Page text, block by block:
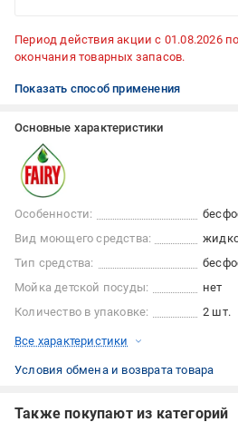
Период действия акции с 01.08.2026
окончания товарных запасов.
Показать способ применения
Основные характеристики
Особенности:
Вид моющего средства:
Тип средства:
Мойка детской посуды:
нет
Количество в упаковке:
2 шт.
Все характеристики
Условия обмена и возврата товара
Также покупают из категорий